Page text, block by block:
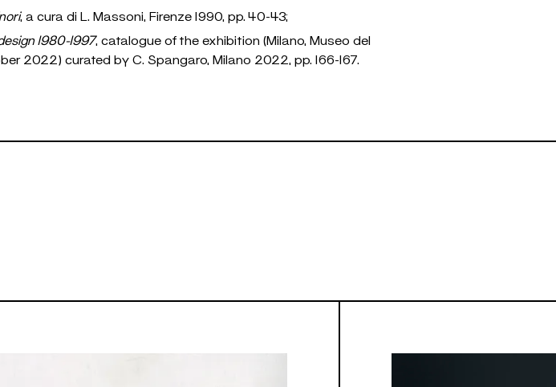
, a cura di L. Massoni, Firenze 1990, pp. 40-43;
1980-1997, catalogue of the exhibition (Milano, Museo del
2022) curated by C. Spangaro, Milano 2022, pp. 166-167.